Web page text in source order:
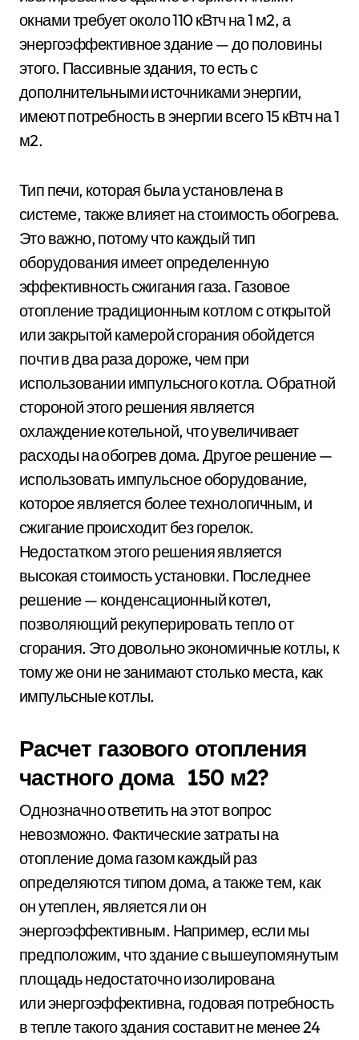
окнами требует около 110 кВтч на 1 м2, а
энергоэффективное здание — до половины
этого. Пассивные здания, то есть с
дополнительными источниками энергии,
имеют потребность в энергии всего 15 кВтч на 1
м2.
Тип печи, которая была установлена ​​в
системе, также влияет на стоимость обогрева.
Это важно, потому что каждый тип
оборудования имеет определенную
эффективность сжигания газа. Газовое
отопление традиционным котлом с открытой
или закрытой камерой сгорания обойдется
почти в два раза дороже, чем при
использовании импульсного котла. Обратной
стороной этого решения является
охлаждение котельной, что увеличивает
расходы на обогрев дома. Другое решение —
использовать импульсное оборудование,
которое является более технологичным, и
сжигание происходит без горелок.
Недостатком этого решения является
высокая стоимость установки. Последнее
решение — конденсационный котел,
позволяющий рекуперировать тепло от
сгорания. Это довольно экономичные котлы, к
тому же они не занимают столько места, как
импульсные котлы.
Расчет газового отопления
частного дома 150 м2?
Однозначно ответить на этот вопрос
невозможно. Фактические затраты на
отопление дома газом каждый раз
определяются типом дома, а также тем, как
он утеплен, является ли он
энергоэффективным. Например, если мы
предположим, что здание с вышеупомянутым
площадь недостаточно изолирована
или энергоэффективна, годовая потребность
в тепле такого здания составит не менее 24